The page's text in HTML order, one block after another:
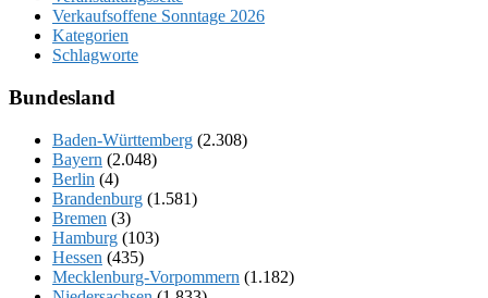
Verkaufsoffene Sonntage 2026
Kategorien
Schlagworte
Bundesland
Baden-Württemberg (2.308)
Bayern (2.048)
Berlin (4)
Brandenburg (1.581)
Bremen (3)
Hamburg (103)
Hessen (435)
Mecklenburg-Vorpommern (1.182)